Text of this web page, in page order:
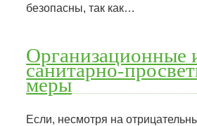
безопасны, так как…
Организационные
санитарно-
меры
Если, несмотря на